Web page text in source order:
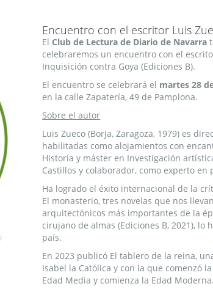
Encuentro con el escritor Luis
El Club de Lectura de Diario de Navarra
celebraremos un encuentro con el
Inquisición contra Goya (Ediciones B).
El encuentro se celebrará el martes 28
en la calle Zapatería, 49 de Pamplona.
Sobre el autor
Luis Zueco (Borja, Zaragoza, 1979) es
habilitadas como alojamientos con
Historia y máster en Investigación
Castillos y colaborador, como experto
Ha logrado el éxito internacional de la
El monasterio, tres novelas que nos
arquitectónicos más importantes de la
cirujano de almas (Ediciones B, 2021),
país.
En 2023 publicó El tablero de la reina,
Isabel la Católica y con la que comenzó
Edad Media y comienza la Edad